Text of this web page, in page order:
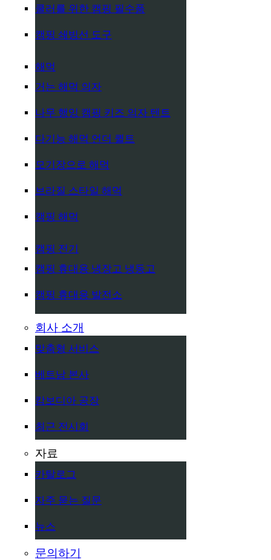
쿨러를 위한 캠핑 필수품
캠핑 쇄빙선 도구
해먹
거는 해먹 의자
나무 행잉 캠핑 키즈 의자 텐트
다기능 해먹 언더 퀼트
모기장으로 해먹
브라질 스타일 해먹
캠핑 해먹
캠핑 전기
캠핑 휴대용 냉장고 냉동고
캠핑 휴대용 발전소
회사 소개
맞춤형 서비스
베트남 본사
캄보디아 공장
최근 전시회
자료
카탈로그
자주 묻는 질문
뉴스
문의하기